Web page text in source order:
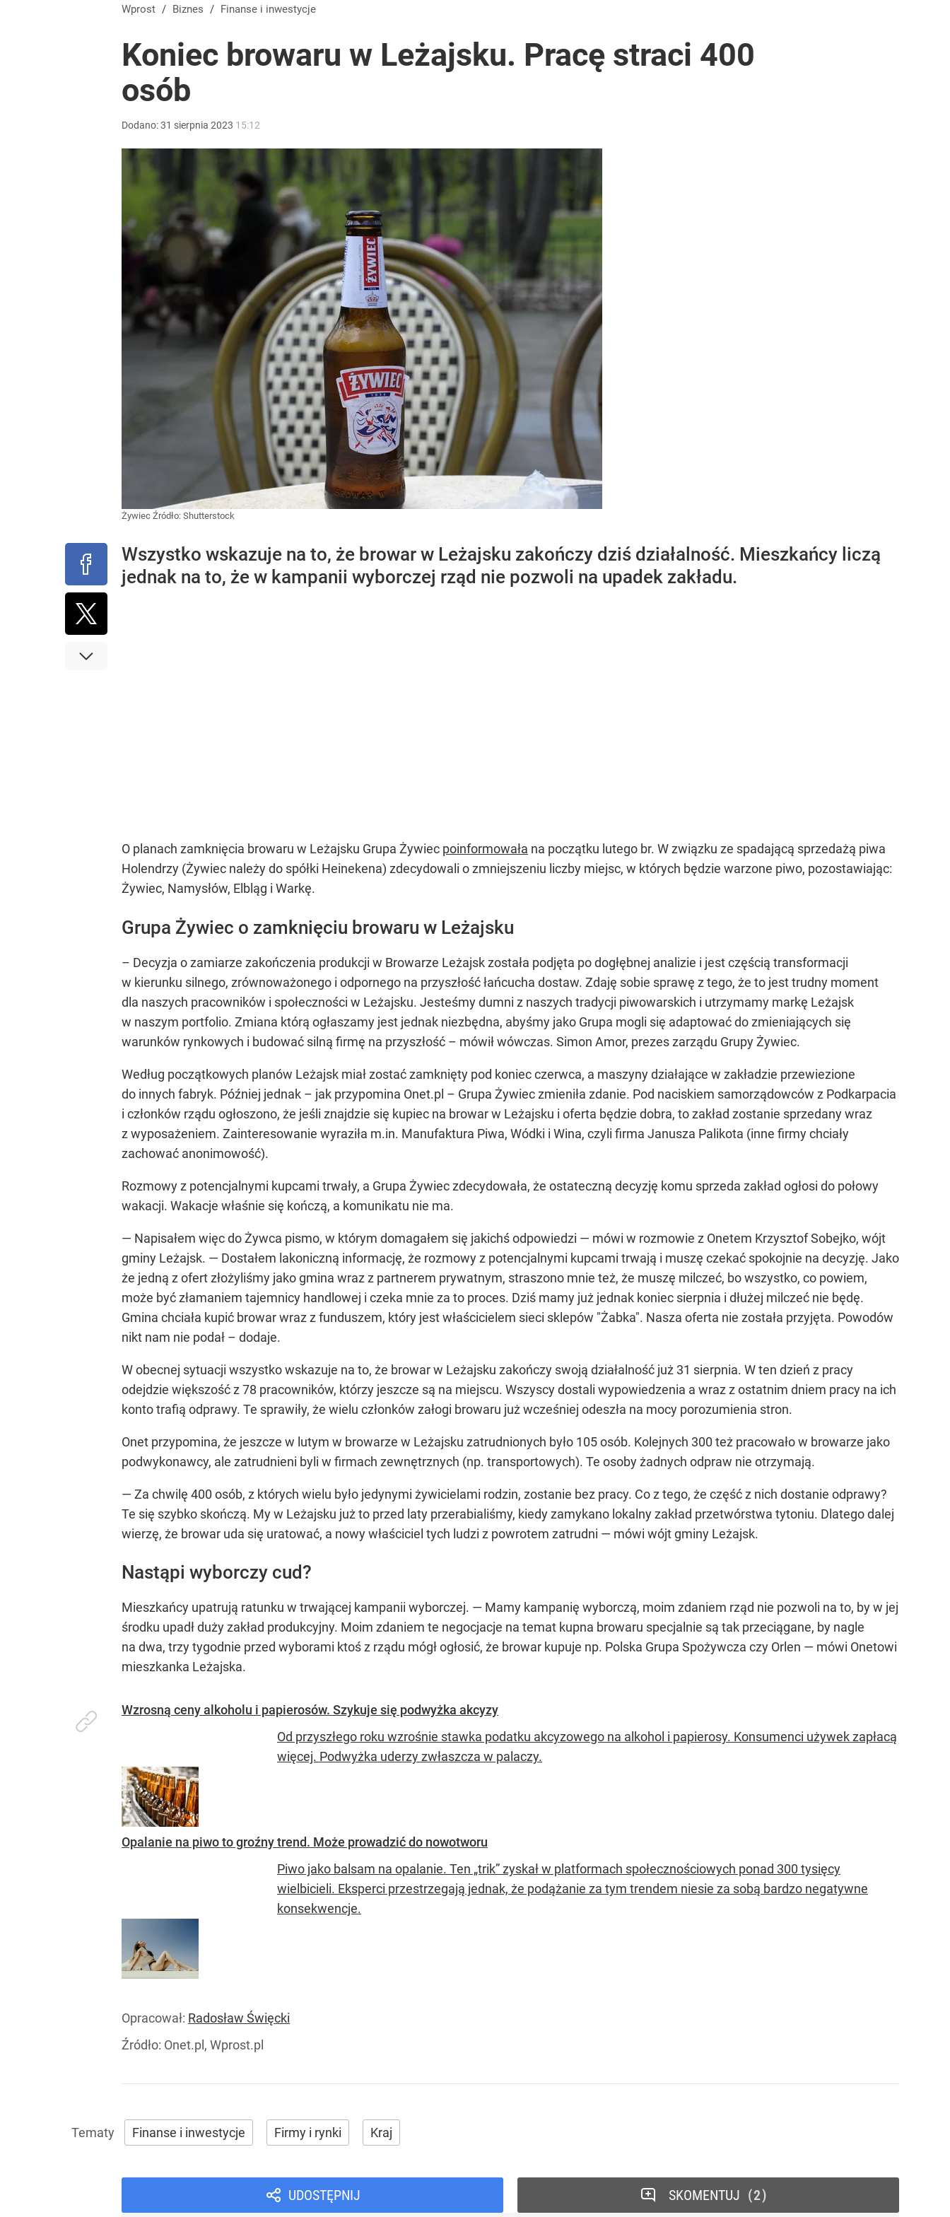
Wprost / Biznes / Finanse i inwestycje
Koniec browaru w Leżajsku. Pracę straci 400
osób
Dodano:31 sierpnia 2023 15:12
Żywiec Źródło: Shutterstock
Wszystko wskazuje na to, że browar w Leżajsku zakończy dziś działalność. Mieszkańcy liczą
jednak na to, że w kampanii wyborczej rząd nie pozwoli na upadek zakładu.
O planach zamknięcia browaru w Leżajsku Grupa Żywiec poinformowała na początku lutego br. W związku ze spadającą sprzedażą piwa
Holendrzy (Żywiec należy do spółki Heinekena) zdecydowali o zmniejszeniu liczby miejsc, w których będzie warzone piwo, pozostawiając:
Żywiec, Namysłów, Elbląg i Warkę.
Grupa Żywiec o zamknięciu browaru w Leżajsku
– Decyzja o zamiarze zakończenia produkcji w Browarze Leżajsk została podjęta po dogłębnej analizie i jest częścią transformacji
w kierunku silnego, zrównoważonego i odpornego na przyszłość łańcucha dostaw. Zdaję sobie sprawę z tego, że to jest trudny moment
dla naszych pracowników i społeczności w Leżajsku. Jesteśmy dumni z naszych tradycji piwowarskich i utrzymamy markę Leżajsk
w naszym portfolio. Zmiana którą ogłaszamy jest jednak niezbędna, abyśmy jako Grupa mogli się adaptować do zmieniających się
warunków rynkowych i budować silną firmę na przyszłość – mówił wówczas. Simon Amor, prezes zarządu Grupy Żywiec.
Według początkowych planów Leżajsk miał zostać zamknięty pod koniec czerwca, a maszyny działające w zakładzie przewiezione
do innych fabryk. Później jednak – jak przypomina Onet.pl – Grupa Żywiec zmieniła zdanie. Pod naciskiem samorządowców z Podkarpacia
i członków rządu ogłoszono, że jeśli znajdzie się kupiec na browar w Leżajsku i oferta będzie dobra, to zakład zostanie sprzedany wraz
z wyposażeniem. Zainteresowanie wyraziła m.in. Manufaktura Piwa, Wódki i Wina, czyli firma Janusza Palikota (inne firmy chciały
zachować anonimowość).
Rozmowy z potencjalnymi kupcami trwały, a Grupa Żywiec zdecydowała, że ostateczną decyzję komu sprzeda zakład ogłosi do połowy
wakacji. Wakacje właśnie się kończą, a komunikatu nie ma.
— Napisałem więc do Żywca pismo, w którym domagałem się jakichś odpowiedzi — mówi w rozmowie z Onetem Krzysztof Sobejko, wójt
gminy Leżajsk. — Dostałem lakoniczną informację, że rozmowy z potencjalnymi kupcami trwają i muszę czekać spokojnie na decyzję. Jako
że jedną z ofert złożyliśmy jako gmina wraz z partnerem prywatnym, straszono mnie też, że muszę milczeć, bo wszystko, co powiem,
może być złamaniem tajemnicy handlowej i czeka mnie za to proces. Dziś mamy już jednak koniec sierpnia i dłużej milczeć nie będę.
Gmina chciała kupić browar wraz z funduszem, który jest właścicielem sieci sklepów "Żabka". Nasza oferta nie została przyjęta. Powodów
nikt nam nie podał – dodaje.
W obecnej sytuacji wszystko wskazuje na to, że browar w Leżajsku zakończy swoją działalność już 31 sierpnia. W ten dzień z pracy
odejdzie większość z 78 pracowników, którzy jeszcze są na miejscu. Wszyscy dostali wypowiedzenia a wraz z ostatnim dniem pracy na ich
konto trafią odprawy. Te sprawiły, że wielu członków załogi browaru już wcześniej odeszła na mocy porozumienia stron.
Onet przypomina, że jeszcze w lutym w browarze w Leżajsku zatrudnionych było 105 osób. Kolejnych 300 też pracowało w browarze jako
podwykonawcy, ale zatrudnieni byli w firmach zewnętrznych (np. transportowych). Te osoby żadnych odpraw nie otrzymają.
— Za chwilę 400 osób, z których wielu było jedynymi żywicielami rodzin, zostanie bez pracy. Co z tego, że część z nich dostanie odprawy?
Te się szybko skończą. My w Leżajsku już to przed laty przerabialiśmy, kiedy zamykano lokalny zakład przetwórstwa tytoniu. Dlatego dalej
wierzę, że browar uda się uratować, a nowy właściciel tych ludzi z powrotem zatrudni — mówi wójt gminy Leżajsk.
Nastąpi wyborczy cud?
Mieszkańcy upatrują ratunku w trwającej kampanii wyborczej. — Mamy kampanię wyborczą, moim zdaniem rząd nie pozwoli na to, by w jej
środku upadł duży zakład produkcyjny. Moim zdaniem te negocjacje na temat kupna browaru specjalnie są tak przeciągane, by nagle
na dwa, trzy tygodnie przed wyborami ktoś z rządu mógł ogłosić, że browar kupuje np. Polska Grupa Spożywcza czy Orlen — mówi Onetowi
mieszkanka Leżajska.
Wzrosną ceny alkoholu i papierosów. Szykuje się podwyżka akcyzy
Od przyszłego roku wzrośnie stawka podatku akcyzowego na alkohol i papierosy. Konsumenci używek zapłacą
więcej. Podwyżka uderzy zwłaszcza w palaczy.
Opalanie na piwo to groźny trend. Może prowadzić do nowotworu
Piwo jako balsam na opalanie. Ten „trik” zyskał w platformach społecznościowych ponad 300 tysięcy
wielbicieli. Eksperci przestrzegają jednak, że podążanie za tym trendem niesie za sobą bardzo negatywne
konsekwencje.
Opracował: Radosław Święcki
Źródło: Onet.pl, Wprost.pl
Finanse i inwestycje Firmy i rynki Kraj
UDOSTĘPNIJ SKOMENTUJ 2